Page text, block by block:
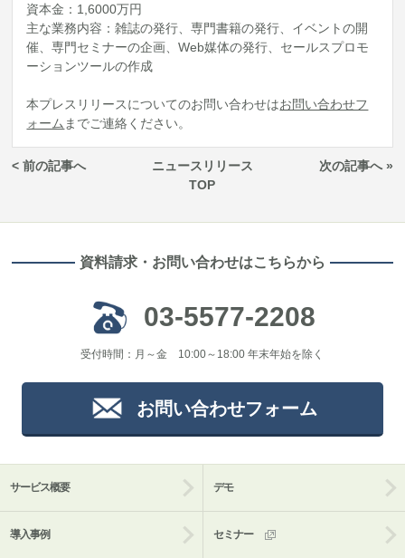
資本金：1,6000万円
主な業務内容：雑誌の発行、専門書籍の発行、イベントの開
催、専門セミナーの企画、Web媒体の発行、セールスプロモ
ーションツールの作成
本プレスリリースについてのお問い合わせはお問い合わせフ
ォームまでご連絡ください。
< 前の記事へ
ニュースリリース
TOP
次の記事へ »
資料請求・お問い合わせはこちらから
03-5577-2208
受付時間：月～金 10:00～18:00 年末年始を除く
お問い合わせフォーム
サービス概要 デモ
導入事例 セミナー